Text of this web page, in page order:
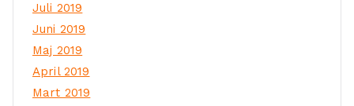
Juli 2019
Juni 2019
Maj 2019
April 2019
Mart 2019